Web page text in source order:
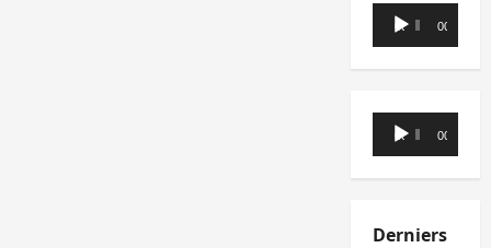
Lecteur
audio
00:00 00:00
Lecteur
audio
00:00 00:00
Derniers